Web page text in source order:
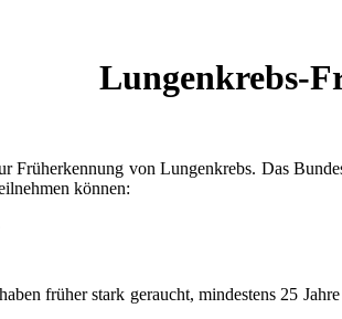
Lungenkrebs-
Früherkennung von Lungenkrebs. Das
können:
früher stark geraucht, mindestens 25